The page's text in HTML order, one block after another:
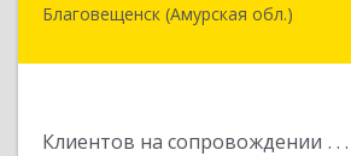
Благовещенск (Амурская обл.)
Клиентов на сопровождении
675000, Амурская обл,